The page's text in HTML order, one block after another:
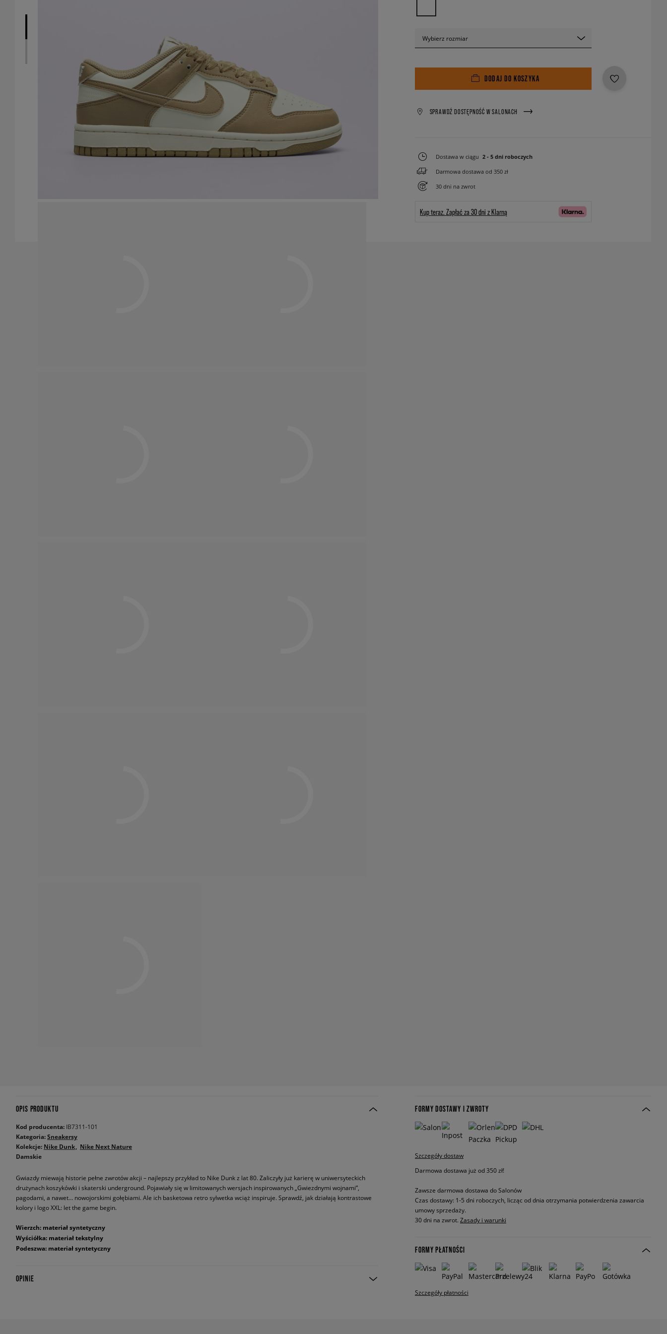
Wybierz rozmiar
DODAJ DO KOSZYKA
SPRAWDŹ DOSTĘPNOŚĆ W SALONACH
Dostawa w ciągu 2 - 5 dni roboczych
Darmowa dostawa od 350 zł
30 dni na zwrot
Kup teraz. Zapłać za 30 dni z Klarną
OPIS PRODUKTU
Kod producenta: IB7311-101
Kategoria:Sneakersy
Kolekcje: Nike Dunk
Nike Next Nature
Damskie
Gwiazdy miewają historie pełne zwrotów akcji – najlepszy przykład to Nike Dunk z lat 80. Zaliczyły już karierę w uniwersyteckich
drużynach koszykówki i skaterski underground. Pojawiały się w limitowanych wersjach inspirowanych „Gwiezdnymi wojnami”,
pagodami, a nawet… nowojorskimi gołębiami. Ale ich basketowa retro sylwetka wciąż inspiruje. Sprawdź, jak działają kontrastowe
kolory i logo XXL: let the game begin.
Wierzch: materiał syntetyczny
Wyściółka: materiał tekstylny
Podeszwa: materiał syntetyczny
OPINIE
FORMY DOSTAWY I ZWROTY
Szczegóły dostaw
Darmowa dostawa już od 350 zł!
Zawsze darmowa dostawa do Salonów
Czas dostawy: 1-5 dni roboczych, licząc od dnia otrzymania potwierdzenia zawarcia
umowy sprzedaży.
30 dni na zwrot. Zasady i warunki
FORMY PŁATNOŚCI
Szczegóły płatności